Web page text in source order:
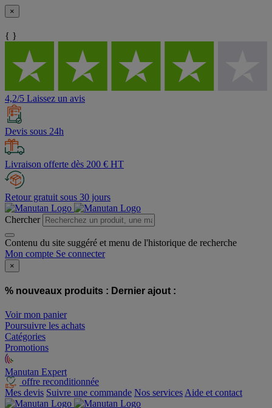
×
{ }
4,2/5 Laissez un avis
Devis sous 24h
Livraison offerte dès 200 € HT
Retour gratuit sous 30 jours
Chercher
Contenu du site suggéré et menu de l'historique de recherche
Mon compte Se connecter
×
% nouveaux produits : Dernier ajout :
Voir mon panier
Poursuivre les achats
Catégories
Promotions
Manutan Expert
offre reconditionnée
Mes devis Suivre une commande Nos services Aide et contact